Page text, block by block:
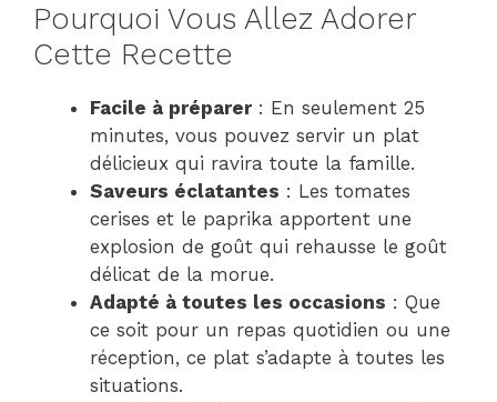
Pourquoi Vous Allez Adorer
Cette Recette
Facile à préparer: En seulement 25
minutes, vous pouvez servir un plat
délicieux qui ravira toute la famille.
Saveurs éclatantes : Les tomates
cerises et le paprika apportent une
explosion de goût qui rehausse le goût
délicat de la morue.
Adapté à toutes les occasions : Que
ce soit pour un repas quotidien ou une
réception, ce plat s’adapte à toutes les
situations.